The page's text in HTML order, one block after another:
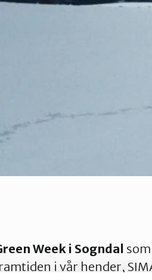
Week i Sogndal
i vår hender,